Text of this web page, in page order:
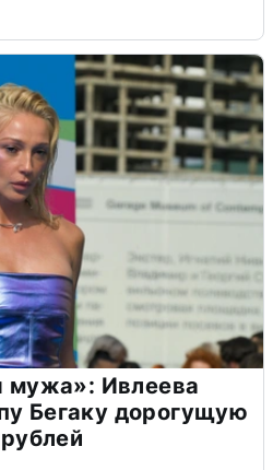
мужа»: Ивлеева
Бегаку дорогущую